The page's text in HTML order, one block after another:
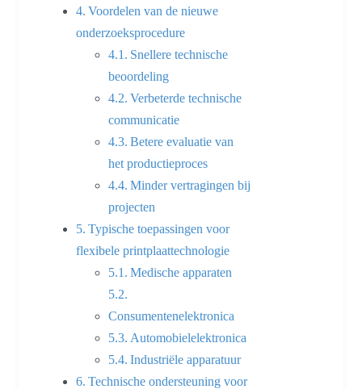
Voordelen van de nieuwe
onderzoeksprocedure
Snellere technische
beoordeling
Verbeterde technische
communicatie
Betere evaluatie van
het productieproces
Minder vertragingen bij
projecten
Typische toepassingen voor
flexibele printplaattechnologie
Medische apparaten
Consumentenelektronica
Automobielelektronica
Industriële apparatuur
Technische ondersteuning voor